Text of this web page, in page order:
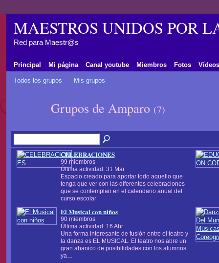
MAESTROS UNIDOS POR
Red para Maestr@s
Principal Mi página Canal youtube Miembros Fotos Vídeos
Todos los grupos Mis grupos
Grupos de Amparo (7)
CELEBRACIONES
99 miembros
Última actividad: 31 Mar
Espacio creado para aportar todo aquello que
tenga que ver con las diferentes celebraciones
que se contemplan en el calendario anual del
curso escolar
El Musical con niños
90 miembros
Última actividad: 16 Abr
Una forma interesante de fusión entre el teatro y
la danza es EL MUSICAL. El teatro nos abre un
gran abanico de posibilidades con los alumnos
ya…